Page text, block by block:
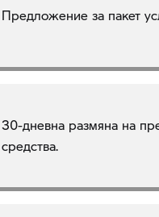
Предложение за пакет
30-дневна размяна на
средства.